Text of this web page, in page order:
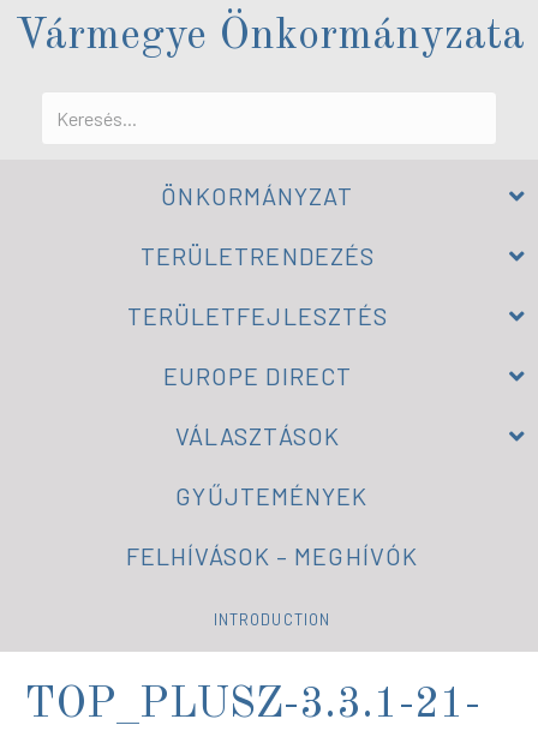
Vármegye Önkormányzata
ÖNKORMÁNYZAT
TERÜLETRENDEZÉS
TERÜLETFEJLESZTÉS
EUROPE DIRECT
VÁLASZTÁSOK
GYŰJTEMÉNYEK
FELHÍVÁSOK – MEGHÍVÓK
INTRODUCTION
TOP_PLUSZ-3.3.1-21-